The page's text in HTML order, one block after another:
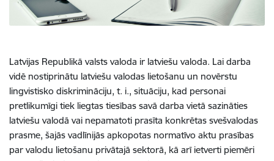
Latvijas Republikā valsts valoda ir latviešu valoda. Lai darba
vidē nostiprinātu latviešu valodas lietošanu un novērstu
lingvistisko diskrimināciju, t. i., situāciju, kad personai
pretlikumīgi tiek liegtas tiesības savā darba vietā sazināties
latviešu valodā vai nepamatoti prasīta konkrētas svešvalodas
prasme, šajās vadlīnijās apkopotas normatīvo aktu prasības
par valodu lietošanu privātajā sektorā, kā arī ietverti piemēri